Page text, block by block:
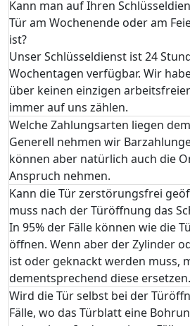
Kann man auf Ihren
Tür am Wochenende oder am
ist?
Unser Schlüsseldienst ist 24
Wochentagen verfügbar. Wir
über keinen einzigen
immer auf uns zählen.
Welche Zahlungsarten liegen
Generell nehmen wir
können aber natürlich auch die
Anspruch nehmen.
Kann die Tür zerstörungsfrei
muss nach der Türöffnung das
In 95% der Fälle können wie die
öffnen. Wenn aber der Zylinder
ist oder geknackt werden muss,
dementsprechend diese ersetzen.
Wird die Tür selbst bei der
Fälle, wo das Türblatt eine